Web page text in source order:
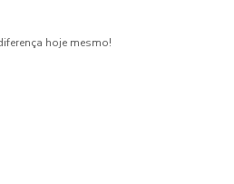
hoje mesmo!